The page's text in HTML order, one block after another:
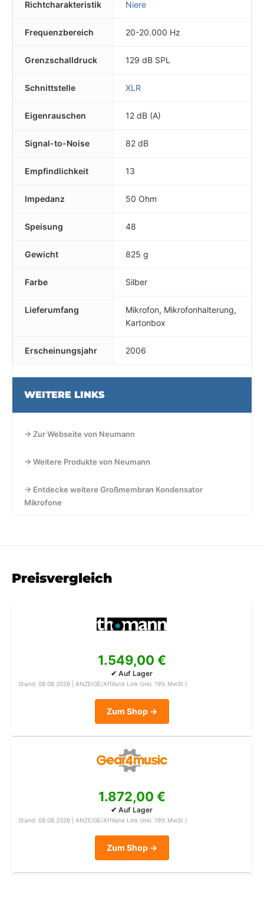
Richtcharakteristik Niere
Frequenzbereich 20-20.000 Hz
Grenzschalldruck 129 dB SPL
Schnittstelle XLR
Eigenrauschen 12 dB (A)
Signal-to-Noise 82 dB
Empfindlichkeit 13
Impedanz 50 Ohm
Speisung 48
Gewicht 825 g
Farbe Silber
Lieferumfang
Mikrofon, Mikrofonhalterung,
Kartonbox
Erscheinungsjahr 2006
WEITERE LINKS
→ Zur Webseite von Neumann
→ Weitere Produkte von Neumann
→ Entdecke weitere Großmembran Kondensator
Mikrofone
Preisvergleich
1.549,00 €
✔ Auf Lager
Stand: 08.08.2026 | ANZEIGE/Affiliate Link (inkl. 19% MwSt.)
Zum Shop →
1.872,00 €
✔ Auf Lager
Stand: 08.08.2026 | ANZEIGE/Affiliate Link (inkl. 19% MwSt.)
Zum Shop →